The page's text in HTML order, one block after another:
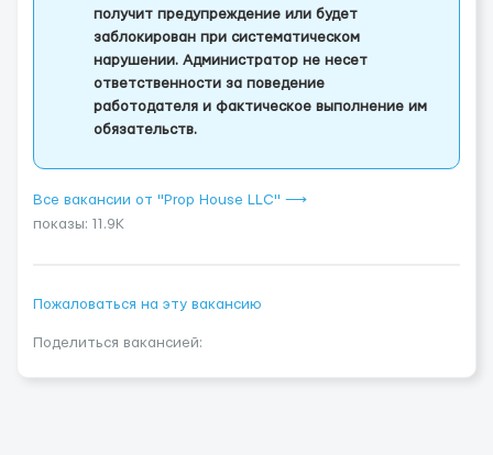
получит предупреждение или будет
заблокирован при систематическом
нарушении. Администратор не несет
ответственности за поведение
работодателя и фактическое выполнение им
обязательств.
Все вакансии от "Prop House LLC" ⟶
показы: 11.9K
Пожаловаться на эту вакансию
Поделиться вакансией: